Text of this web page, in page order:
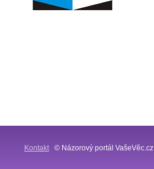
Kontakt © Názorový portál VašeVěc.cz